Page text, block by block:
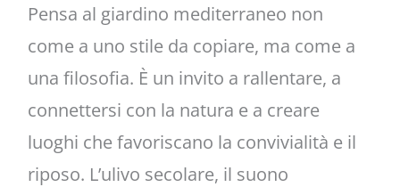
Pensa al giardino mediterraneo non
come a uno stile da copiare, ma come a
una filosofia. È un invito a rallentare, a
connettersi con la natura e a creare
luoghi che favoriscano la convivialità e il
riposo. L’ulivo secolare, il suono